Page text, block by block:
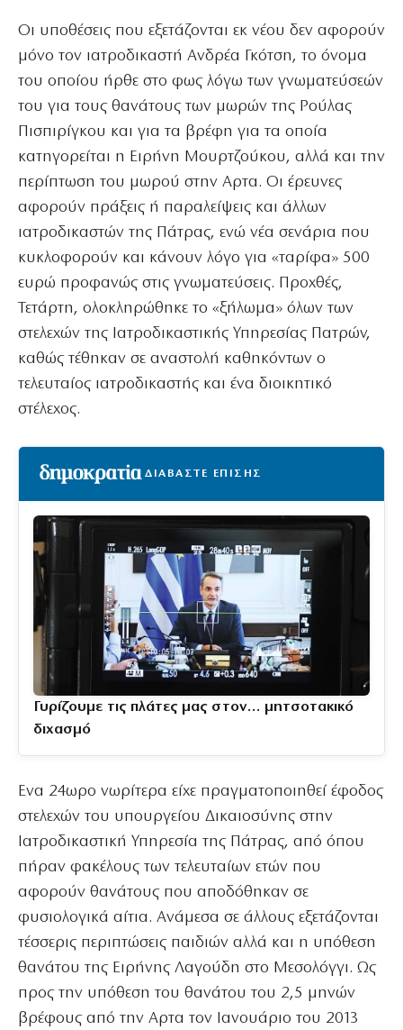
Οι υποθέσεις που εξετάζονται εκ νέου δεν αφορούν
μόνο τον ιατροδικαστή Ανδρέα Γκότση, το όνομα
του οποίου ήρθε στο φως λόγω των γνωματεύσεών
του για τους θανάτους των μωρών της Ρούλας
Πισπιρίγκου και για τα βρέφη για τα οποία
κατηγορείται η Ειρήνη Μουρτζούκου, αλλά και την
περίπτωση του μωρού στην Αρτα. Οι έρευνες
αφορούν πράξεις ή παραλείψεις και άλλων
ιατροδικαστών της Πάτρας, ενώ νέα σενάρια που
κυκλοφορούν και κάνουν λόγο για «ταρίφα» 500
ευρώ προφανώς στις γνωματεύσεις. Προχθές,
Τετάρτη, ολοκληρώθηκε το «ξήλωμα» όλων των
στελεχών της Ιατροδικαστικής Υπηρεσίας Πατρών,
καθώς τέθηκαν σε αναστολή καθηκόντων ο
τελευταίος ιατροδικαστής και ένα διοικητικό
στέλεχος.
ΔΙΑΒΑΣΤΕ ΕΠΙΣΗΣ
Γυρίζουμε τις πλάτες μας στον… μητσοτακικό
διχασμό
Ενα 24ωρο νωρίτερα είχε πραγματοποιηθεί έφοδος
στελεχών του υπουργείου Δικαιοσύνης στην
Ιατροδικαστική Υπηρεσία της Πάτρας, από όπου
πήραν φακέλους των τελευταίων ετών που
αφορούν θανάτους που αποδόθηκαν σε
φυσιολογικά αίτια. Ανάμεσα σε άλλους εξετάζονται
τέσσερις περιπτώσεις παιδιών αλλά και η υπόθεση
θανάτου της Ειρήνης Λαγούδη στο Μεσολόγγι. Ως
προς την υπόθεση του θανάτου του 2,5 μηνών
βρέφους από την Αρτα τον Ιανουάριο του 2013